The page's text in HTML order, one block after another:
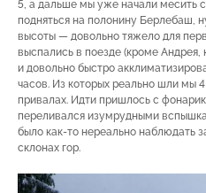
5, а дальше мы уже начали месить
подняться на полонину Берлебаш,
высоты — довольно тяжело для
выспались в поезде (кроме
и довольно быстро
часов. Из которых реально шли мы
привалах. Идти пришлось с
переливался изумрудными
было как-то нереально наблюдать
склонах гор.